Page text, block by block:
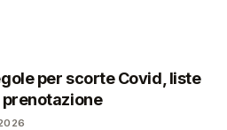
per scorte Covid, liste